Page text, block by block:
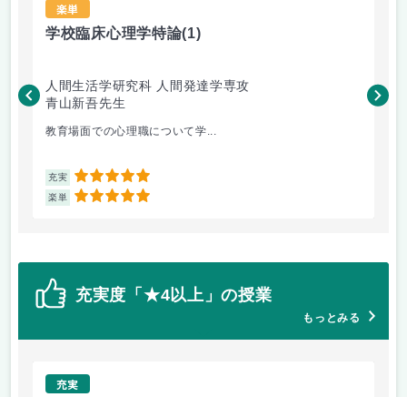
楽単
学校臨床心理学特論(1)
人間生活学研究科 人間発達学専攻
青山新吾先生
教育場面での心理職について学...
充実 5
楽単 5
原
充実度「★4以上」の授業
もっとみる
充実